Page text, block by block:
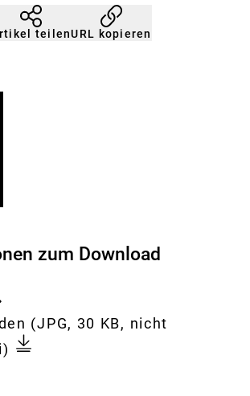
teilenURL kopieren
zum Download
Ein
Mann
(JPG, 30 KB, nicht